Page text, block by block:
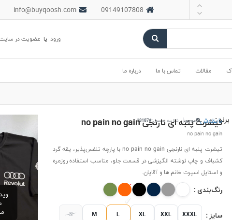
info@buyqoosh.com 09149107808
ورود یا عضویت در
مقالات تماس با ما درباره ما
تیشرت پنبه ای نارنجی no pain no gain
no pain no gain
برند :بایقوش موجود شناسه محصول:#18187
تیشرت پنبه ای نارنجی no pain no gain با پارچه تنفس‌پذیر، یقه گرد
کشباف و چاپ نوشته انگیزشی در قسمت جلو، مناسب استفاده روزمره
و استایل اسپرت خانم ها و آقایان.
رنگ‌بندی :
سایز : S M L XL XXL XXXL